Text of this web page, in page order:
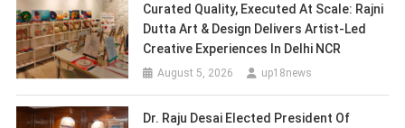
Curated Quality, Executed At Scale: Rajni
Dutta Art & Design Delivers Artist-Led
Creative Experiences In Delhi NCR
August 5, 2026 up18news
Dr. Raju Desai Elected President Of